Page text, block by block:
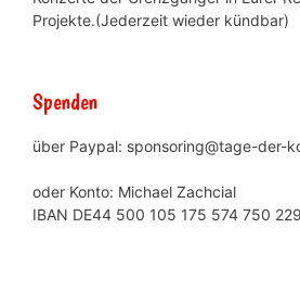
Projekte.(Jederzeit wieder kündbar)
Spenden
über Paypal: sponsoring@tage-der-
oder Konto: Michael Zachcial
IBAN DE44 500 105 175 574 750 229